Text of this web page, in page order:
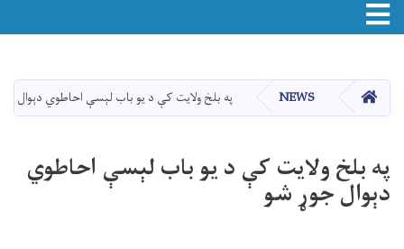
دانګل
Toggle navigation
HOME
NEWS په بلخ ولایت کې د یو باب لېسې احاطوي دېوال
په بلخ ولایت کې د یو باب لېسې احاطوي
دېوال جوړ شو